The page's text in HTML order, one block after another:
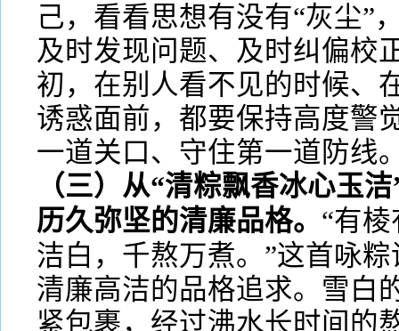
己，看看思想有没有“灰尘”
及时发现问题、及时纠偏校
初，在别人看不见的时候、
诱惑面前，都要保持高度警
一道关口、守住第一道防线
（三）从“清粽飘香冰心玉
历久弥坚的清廉品格。 “有
洁白，千熬万煮。”这首咏
清廉高洁的品格追求。雪白
紧包裹，经过沸水长时间的